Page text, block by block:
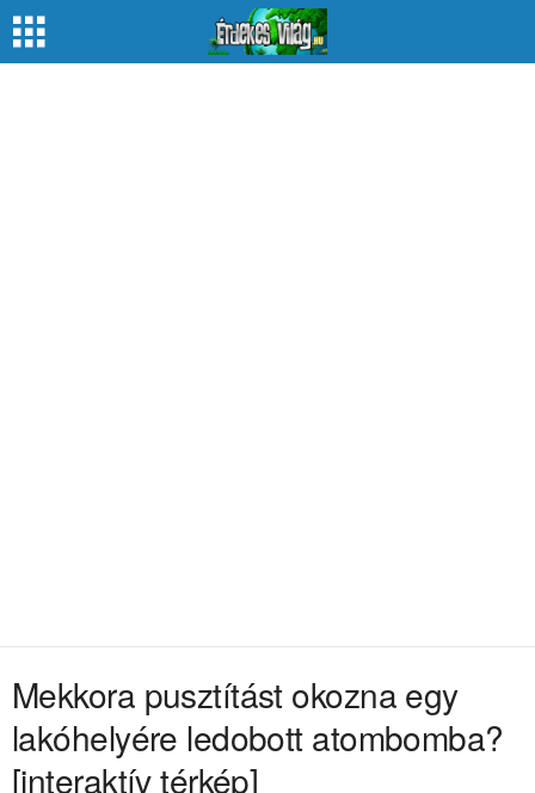
Mekkora pusztítást okozna egy
lakóhelyére ledobott atombomba?
[interaktív térkép]